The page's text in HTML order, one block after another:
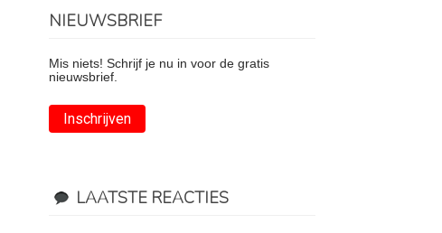
NIEUWSBRIEF
Mis niets! Schrijf je nu in voor de gratis
nieuwsbrief.
Inschrijven
LAATSTE REACTIES